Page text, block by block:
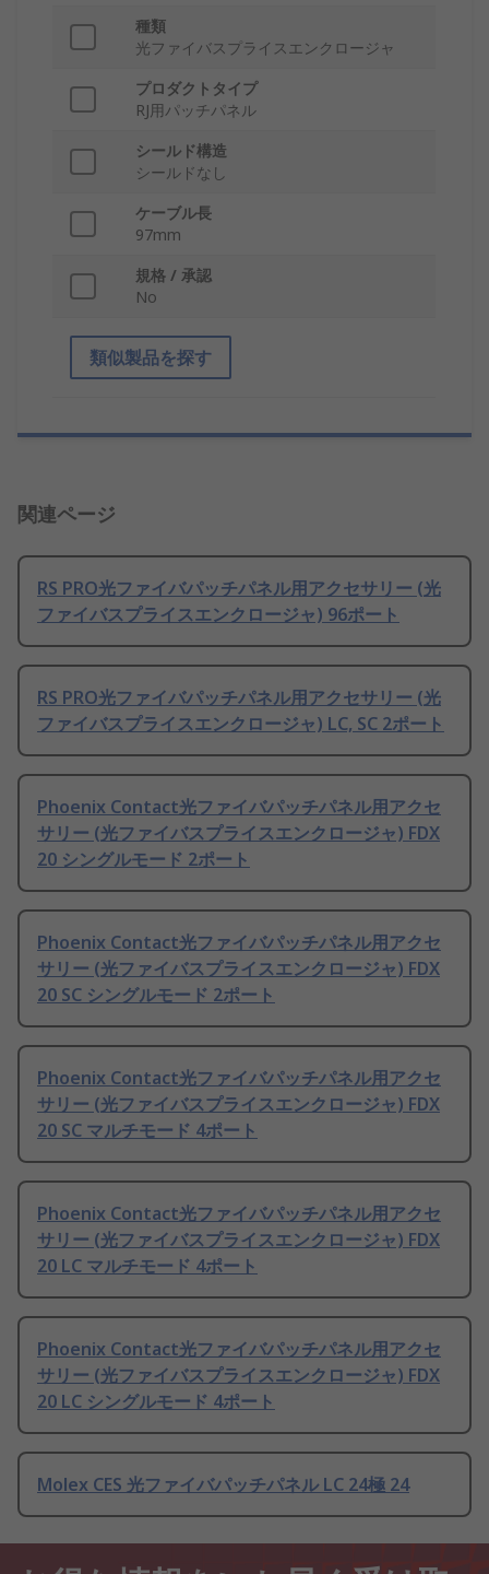
種類
光ファイバスプライスエンクロージャ
プロダクトタイプ
RJ用パッチパネル
シールド構造
シールドなし
ケーブル長
97mm
規格 / 承認
No
類似製品を探す
関連ページ
RS PRO光ファイバパッチパネル用アクセサリー (光
ファイバスプライスエンクロージャ) 96ポート
RS PRO光ファイバパッチパネル用アクセサリー (光
ファイバスプライスエンクロージャ) LC, SC 2ポート
Phoenix Contact光ファイバパッチパネル用アクセ
サリー (光ファイバスプライスエンクロージャ) FDX
20 シングルモード 2ポート
Phoenix Contact光ファイバパッチパネル用アクセ
サリー (光ファイバスプライスエンクロージャ) FDX
20 SC シングルモード 2ポート
Phoenix Contact光ファイバパッチパネル用アクセ
サリー (光ファイバスプライスエンクロージャ) FDX
20 SC マルチモード 4ポート
Phoenix Contact光ファイバパッチパネル用アクセ
サリー (光ファイバスプライスエンクロージャ) FDX
20 LC マルチモード 4ポート
Phoenix Contact光ファイバパッチパネル用アクセ
サリー (光ファイバスプライスエンクロージャ) FDX
20 LC シングルモード 4ポート
Molex CES 光ファイバパッチパネル LC 24極 24